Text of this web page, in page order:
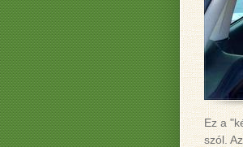
Ez a
szól.